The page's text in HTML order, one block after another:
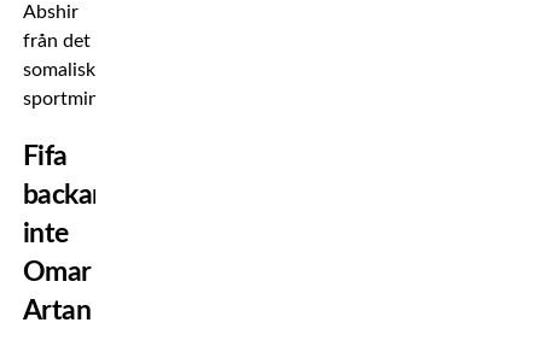
Abshir
från det
somaliska
sportministeriet.
Fifa
backar
inte
Omar
Artan